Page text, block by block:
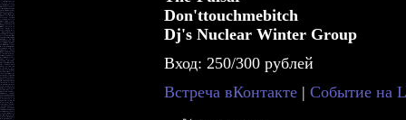
Don'ttouchmebitch
Dj's Nuclear Winter Group
Вход: 250/300 рублей
Встреча вКонтакте| Событие на